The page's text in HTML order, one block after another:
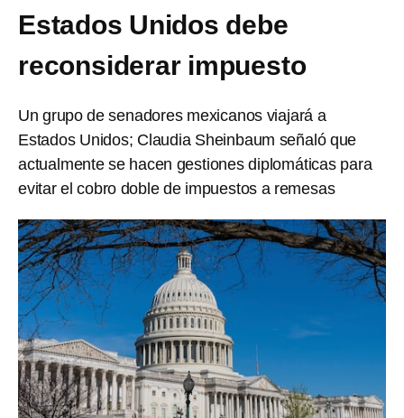
Estados Unidos debe
reconsiderar impuesto
Un grupo de senadores mexicanos viajará a
Estados Unidos; Claudia Sheinbaum señaló que
actualmente se hacen gestiones diplomáticas para
evitar el cobro doble de impuestos a remesas